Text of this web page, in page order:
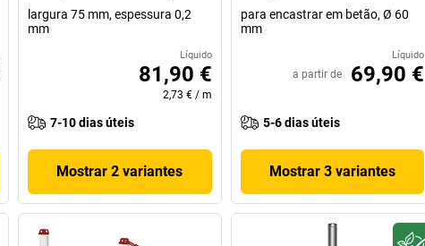
largura 75 mm, espessura 0,2
mm
Líquido
81,90 €
2,73 € / m
7-10 dias úteis
Mostrar 2 variantes
para encastrar em betão, Ø 60
mm
Líquido
a partir de 69,90 €
5-6 dias úteis
Mostrar 3 variantes